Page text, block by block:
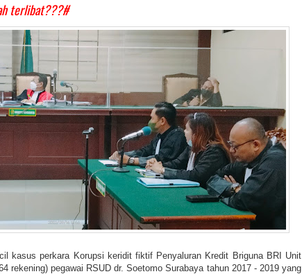
terlibat???#
kasus perkara Korupsi keridit fiktif Penyaluran Kredit Briguna BRI Unit
rekening) pegawai RSUD dr. Soetomo Surabaya tahun 2017 - 2019 yang